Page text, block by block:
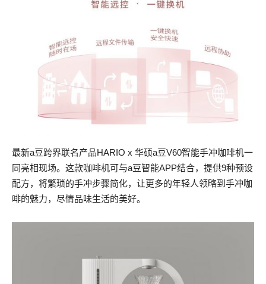
最新a豆跨界联名产品HARIO x 华硕a豆V60智能手冲咖啡机一
同亮相现场。这款咖啡机可与a豆智能APP结合，提供9种预设
配方，将繁琐的手冲步骤简化，让更多的年轻人领略到手冲咖
啡的魅力，尽情品味生活的美好。